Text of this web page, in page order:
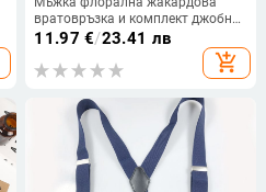
вратовръзка и комплект джобна
кърпичка, стандартна ширина,
полиестерна прежда, флорален
мотив
11.97 €/23.41 лв
add_shopping_cart